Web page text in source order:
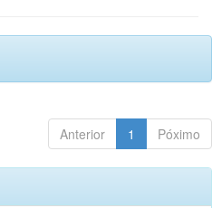
Anterior 1 Póximo